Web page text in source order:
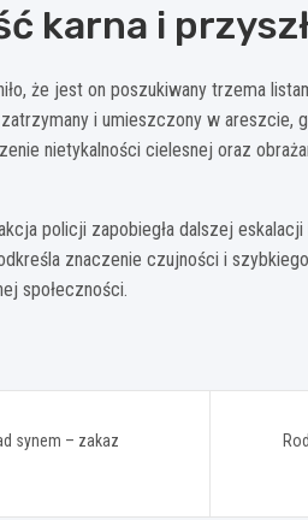
karna i
że jest on poszukiwany trzema
i umieszczony w areszcie,
nietykalności cielesnej oraz
policji zapobiegła dalszej
znaczenie czujności i
społeczności.
synem – zakaz